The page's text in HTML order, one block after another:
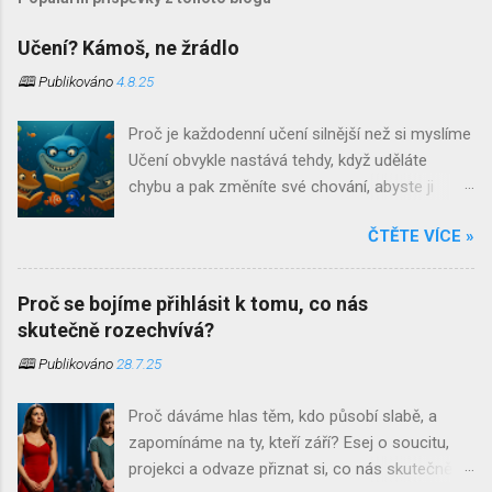
Učení? Kámoš, ne žrádlo
🕮 Publikováno4.8.25
Proč je každodenní učení silnější než si myslíme
Učení obvykle nastává tehdy, když uděláte
chybu a pak změníte své chování, abyste ji
při jejich vyslovení ostatní spojují s čímsi
strukturovaným, oficiálním a až znepokojivě
systematickým. Jsou to povětšinou místa
našeho dětství. Školní lavice, tabule a křída,
přítomný zápas s biflováním . S trochou
skončí učení ve chvíli, kdy si naposledy nasadí
promoční střapce. Co když je to ale přesně
naopak? Co když se to nejpodstatnější
ČTĚTE VÍCE »
Proč se bojíme přihlásit k tomu, co nás
skutečně rozechvívá?
🕮 Publikováno 28.7.25
Proč dáváme hlas těm, kdo působí slabě, a
zapomínáme na ty, kteří září? Esej o soucitu,
projekci a odvaze přiznat si, co nás skutečně